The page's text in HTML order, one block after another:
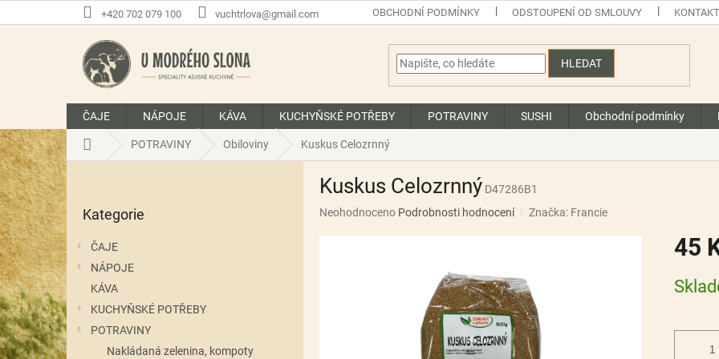
na
+420 702 079 100 vuchtrlova@gmail.com OBCHODNÍ PODMÍNKY ODSTOUPENÍ OD SMLOUVY
HLEDAT
ČAJE NÁPOJE KÁVA KUCHYŇSKÉ POTŘEBY POTRAVINY SUSHI Obchodní podmínky
Domů POTRAVINY Obiloviny Kuskus Celozrnný
P
o
s
t
a
n
n
í
p
a
kategorie
Kategorie
ČAJE
NÁPOJE
KÁVA
KUCHYŇSKÉ POTŘEBY
POTRAVINY
Nakládaná zelenina, kompoty
Kuskus Celozrnný D47286B1
Průměrné
Neohodnoceno Podrobnosti hodnocení Značka: Francie
45
cena: